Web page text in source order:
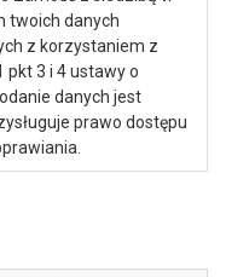
twoich danych
z korzystaniem z
pkt 3 i 4 ustawy o
danych jest
prawo dostępu